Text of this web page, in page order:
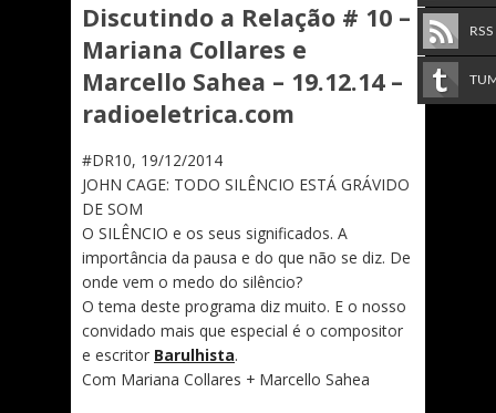
Discutindo a Relação # 10 –
Mariana Collares e
Marcello Sahea – 19.12.14 –
radioeletrica.com
#DR10, 19/12/2014
JOHN CAGE: TODO SILÊNCIO ESTÁ GRÁVIDO
DE SOM
O SILÊNCIO e os seus significados. A
importância da pausa e do que não se diz. De
onde vem o medo do silêncio?
O tema deste programa diz muito. E o nosso
convidado mais que especial é o compositor
e escritor Barulhista.
Com Mariana Collares + Marcello Sahea
RSS